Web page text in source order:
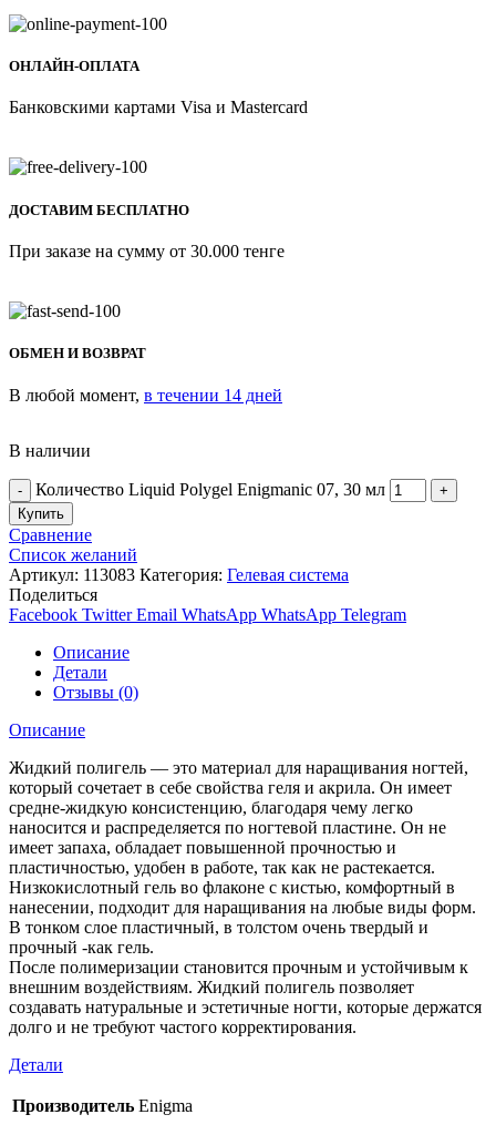
ОНЛАЙН-ОПЛАТА
Банковскими картами Visa и Mastercard
ДОСТАВИМ БЕСПЛАТНО
При заказе на сумму от 30.000 тенге
ОБМЕН И ВОЗВРАТ
В любой момент, в течении 14 дней
В наличии
Количество Liquid Polygel Enigmanic 07, 30 мл
Купить
Сравнение
Список желаний
Артикул: 113083 Категория: Гелевая система
Поделиться
Facebook Twitter Email WhatsApp WhatsApp Telegram
Описание
Детали
Отзывы (0)
Описание
Жидкий полигель — это материал для наращивания ногтей,
который сочетает в себе свойства геля и акрила. Он имеет
средне-жидкую консистенцию, благодаря чему легко
наносится и распределяется по ногтевой пластине. Он не
имеет запаха, обладает повышенной прочностью и
пластичностью, удобен в работе, так как не растекается.
Низкокислотный гель во флаконе с кистью, комфортный в
нанесении, подходит для наращивания на любые виды форм.
В тонком слое пластичный, в толстом очень твердый и
прочный -как гель.
После полимеризации становится прочным и устойчивым к
внешним воздействиям. Жидкий полигель позволяет
создавать натуральные и эстетичные ногти, которые держатся
долго и не требуют частого корректирования.
Детали
Производитель Enigma